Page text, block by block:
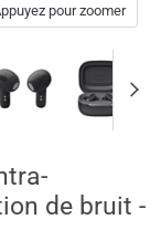
pour zoomer
de bruit -